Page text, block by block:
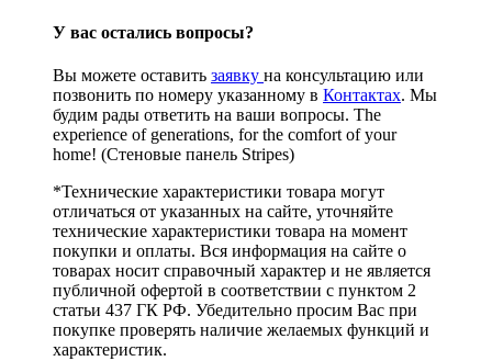
У вас остались вопросы?
Вы можете оставить заявку на консультацию или
позвонить по номеру указанному в Контактах. Мы
будим рады ответить на ваши вопросы. The
experience of generations, for the comfort of your
home! (Стеновые панель Stripes)
*Технические характеристики товара могут
отличаться от указанных на сайте, уточняйте
технические характеристики товара на момент
покупки и оплаты. Вся информация на сайте о
товарах носит справочный характер и не является
публичной офертой в соответствии с пунктом 2
статьи 437 ГК РФ. Убедительно просим Вас при
покупке проверять наличие желаемых функций и
характеристик.